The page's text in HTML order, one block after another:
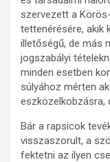
szervezett a
tettenérésére, akik
illetőségű, de más
jogszabályi
minden esetben
súlyához mérten
eszközelkobzásra,
Bár a rapsicok
visszaszorult, a
fektetni az ilyen